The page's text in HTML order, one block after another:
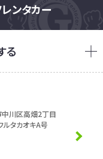
ンタカー
る
川区高畑2丁目
ルタカオキA号